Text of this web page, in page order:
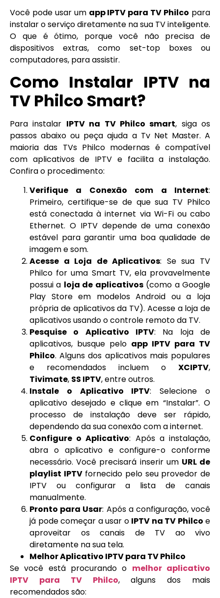
Você pode usar um app IPTV para TV Philco para
instalar o serviço diretamente na sua TV inteligente.
O que é ótimo, porque você não precisa de
dispositivos extras, como set-top boxes ou
computadores, para assistir.
Como Instalar IPTV na
TV Philco Smart?
Para instalar IPTV na TV Philco smart, siga os
passos abaixo ou peça ajuda a Tv Net Master. A
maioria das TVs Philco modernas é compatível
com aplicativos de IPTV e facilita a instalação.
Confira o procedimento:
Verifique a Conexão com a Internet:
Primeiro, certifique-se de que sua TV Philco
está conectada à internet via Wi-Fi ou cabo
Ethernet. O IPTV depende de uma conexão
estável para garantir uma boa qualidade de
imagem e som.
Acesse a Loja de Aplicativos: Se sua TV
Philco for uma Smart TV, ela provavelmente
possui a loja de aplicativos(como a Google
Play Store em modelos Android ou a loja
própria de aplicativos da TV). Acesse a loja de
aplicativos usando o controle remoto da TV.
Pesquise o Aplicativo IPTV: Na loja de
aplicativos, busque pelo app IPTV para TV
Philco. Alguns dos aplicativos mais populares
e recomendados incluem o XCIPTV,
Tivimate, SS IPTV, entre outros.
Instale o Aplicativo IPTV: Selecione o
aplicativo desejado e clique em “Instalar”. O
processo de instalação deve ser rápido,
dependendo da sua conexão com a internet.
Configure o Aplicativo: Após a instalação,
abra o aplicativo e configure-o conforme
necessário. Você precisará inserir um URL de
playlist IPTVfornecido pelo seu provedor de
IPTV ou configurar a lista de canais
manualmente.
Pronto para Usar: Após a configuração, você
já pode começar a usar o IPTV na TV Philco e
aproveitar os canais de TV ao vivo
diretamente na sua tela.
Melhor Aplicativo IPTV para TV Philco
Se você está procurando o melhor aplicativo
IPTV para TV Philco, alguns dos mais
recomendados são: